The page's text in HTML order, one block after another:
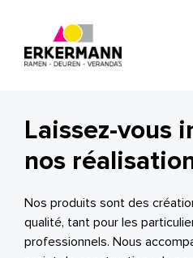
Laissez-vous
nos
Nos produits sont des
qualité, tant pour les
professionnels. Nous